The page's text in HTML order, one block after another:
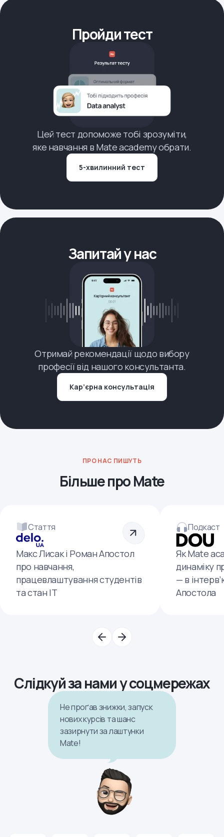
Пройди тест
Цей тест допоможе тобі зрозуміти,
яке навчання в Mate academy обрати.
5-хвилинний тест
Запитай у нас
Отримай рекомендації щодо вибору
професії від нашого консультанта.
Кар’єрна консультація
ПРО НАС ПИШУТЬ
Більше про Mate
Стаття
Макс Лисак і Роман Апостол
про навчання,
працевлаштування студентів
та стан ІТ
Подкаст
Як Mate
динаміку
— в
Апостола
Слідкуй за нами у соцмережах
Не проґав знижки, запуск
нових курсів та шанс
зазирнути за лаштунки
Mate!